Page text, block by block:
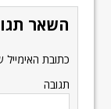
השאר
כתובת
תגובה